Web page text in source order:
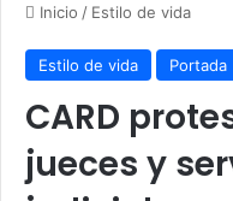
Inicio / Estilo de vida
Estilo de vida Portada
CARD
jueces y